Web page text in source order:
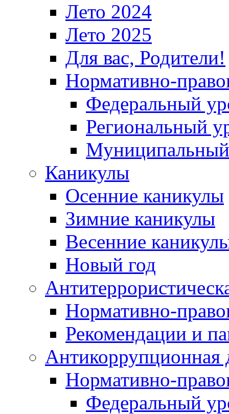
Лето 2024
Лето 2025
Для вас, Родители!
Нормативно-
Федеральный
Региональный
Каникулы
Осенние каникулы
Зимние каникулы
Весенние
Новый год
Нормативно-
Рекомендации и
Антикоррупционная
Нормативно-
Федеральный